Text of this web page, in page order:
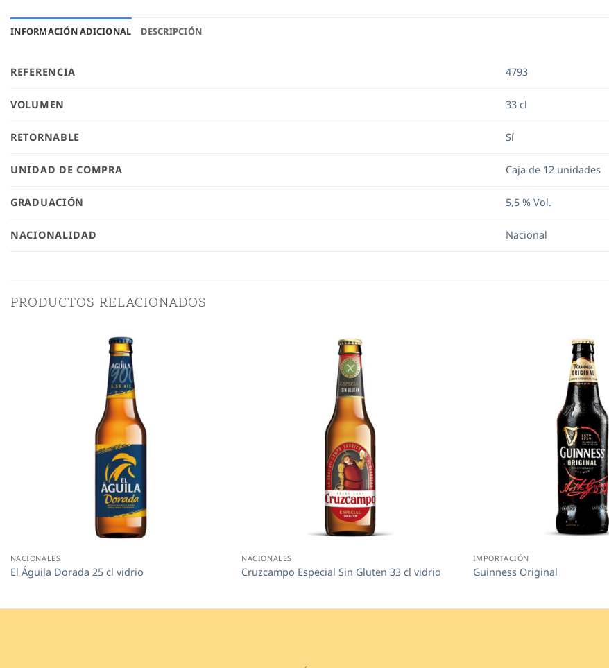
INFORMACIÓN ADICIONAL DESCRIPCIÓN
REFERENCIA 4793
VOLUMEN 33 cl
RETORNABLE Sí
UNIDAD DE COMPRA Caja de 12 unidades
GRADUACIÓN 5,5 % Vol.
NACIONALIDAD Nacional
PRODUCTOS RELACIONADOS
NACIONALES
El Águila Dorada 25 cl vidrio
NACIONALES
Cruzcampo Especial Sin Gluten 33 cl vidrio
IMPORTACIÓN
Guinness Original